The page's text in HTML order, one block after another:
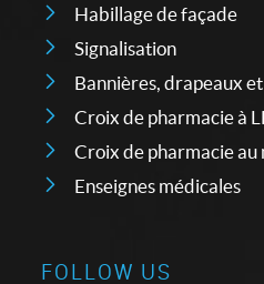
Habillage de façade
Signalisation
Bannières, drapeaux
Croix de pharmacie à
Croix de pharmacie au
Enseignes médicales
FOLLOW US